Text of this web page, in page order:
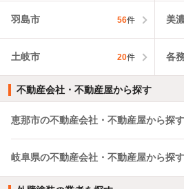
羽島市 56件 美
土岐市 20件 各
不動産会社・不動産屋から探す
恵那市の不動産会社・不動産屋から探す
岐阜県の不動産会社・不動産屋から探す